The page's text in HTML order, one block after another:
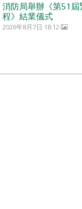
消防局舉辦《第51
程》結業儀式
2026年8月7日 18:12